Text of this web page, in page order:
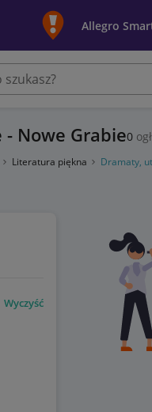
Allegro
Nowe Grabie0
Literatura piękna Dramaty,
Wyczyść